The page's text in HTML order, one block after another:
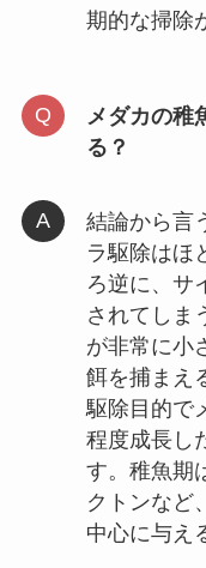
期的な掃除
メダカの稚
る？
結論から言
ラ駆除はほ
ろ逆に、サ
されてしま
が非常に小
餌を捕まえ
駆除目的で
程度成長し
す。稚魚期
クトンなど
中心に与え